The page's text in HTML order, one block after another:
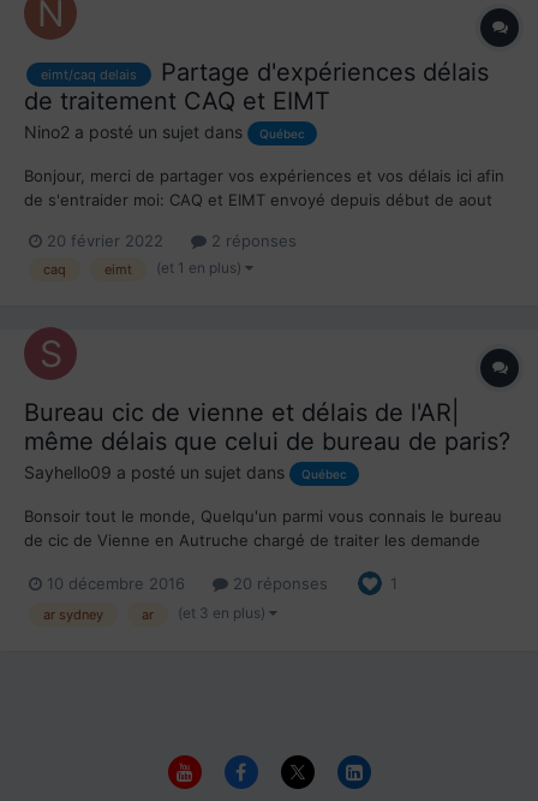
eimt/caq delais
Partage d'expériences délais
de traitement CAQ et EIMT
Nino2 a posté un sujet dans Québec
Bonjour, merci de partager vos expériences et vos délais ici afin
de s'entraider moi: CAQ et EIMT envoyé depuis début de aout
20 février 2022
2 réponses
caq eimt (et 1 en plus)
Bureau cic de vienne et délais de l'AR|
même délais que celui de bureau de paris?
Sayhello09 a posté un sujet dans Québec
Bonsoir tout le monde, Quelqu'un parmi vous connais le bureau
de cic de Vienne en Autruche chargé de traiter les demande
Hongrie, Kosovo, Macédoine, Monténégro, Pays-Bas, Serbie,
Slovaquie, Slovénie, République tchèque )...
10 décembre 2016 20 réponses 1
ar sydney ar (et 3 en plus)